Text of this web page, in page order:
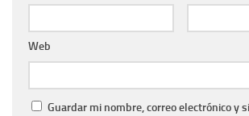
Web
Guardar mi nombre, correo electrónico y